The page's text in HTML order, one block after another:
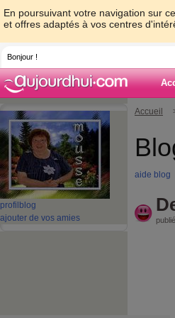
En poursuivant votre navigation sur
et offres adaptés à vos centres
Bonjour !
profil blog
ajouter de vos amies
Accueil
aide blog